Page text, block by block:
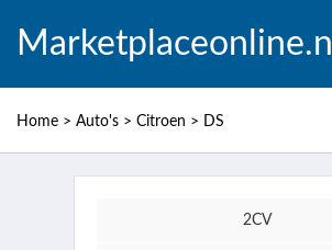
Marketplaceonline.nl
Home > Auto's > Citroen > DS
2CV